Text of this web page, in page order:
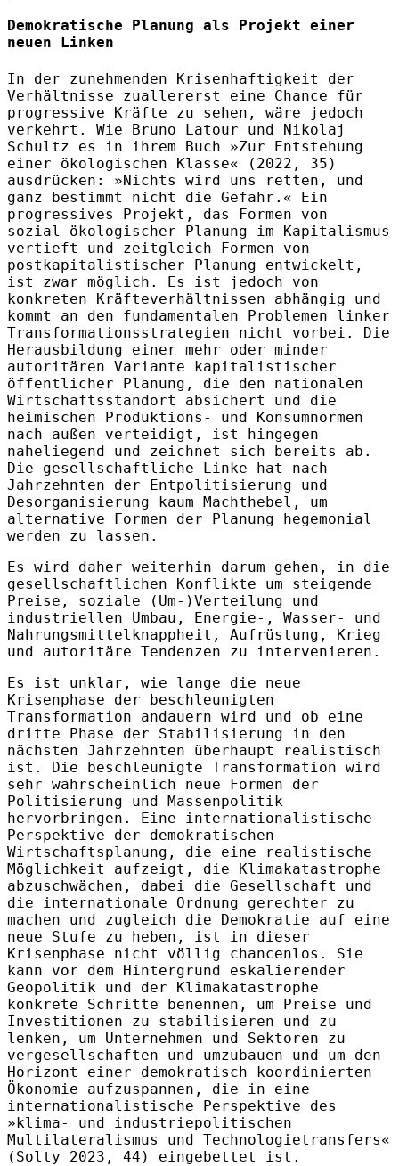
Demokratische Planung als Projekt einer
neuen Linken
In der zunehmenden Krisenhaftigkeit der
Verhältnisse zuallererst eine Chance für
progressive Kräfte zu sehen, wäre jedoch
verkehrt. Wie Bruno Latour und Nikolaj
Schultz es in ihrem Buch »Zur Entstehung
einer ökologischen Klasse« (2022, 35)
ausdrücken: »Nichts wird uns retten, und
ganz bestimmt nicht die Gefahr.« Ein
progressives Projekt, das Formen von
sozial-ökologischer Planung im Kapitalismus
vertieft und zeitgleich Formen von
postkapitalistischer Planung entwickelt,
ist zwar möglich. Es ist jedoch von
konkreten Kräfteverhältnissen abhängig und
kommt an den fundamentalen Problemen linker
Transformationsstrategien nicht vorbei. Die
Herausbildung einer mehr oder minder
autoritären Variante kapitalistischer
öffentlicher Planung, die den nationalen
Wirtschaftsstandort absichert und die
heimischen Produktions- und Konsumnormen
nach außen verteidigt, ist hingegen
naheliegend und zeichnet sich bereits ab.
Die gesellschaftliche Linke hat nach
Jahrzehnten der Entpolitisierung und
Desorganisierung kaum Machthebel, um
alternative Formen der Planung hegemonial
werden zu lassen.
Es wird daher weiterhin darum gehen, in die
gesellschaftlichen Konflikte um steigende
Preise, soziale (Um-)Verteilung und
industri­ellen Umbau, Energie-, Wasser- und
Nahrungsmittelknappheit, Aufrüstung, Krieg
und autoritäre Tendenzen zu intervenieren.
Es ist unklar, wie lange die neue
Krisenphase der beschleunigten
Transformation andauern wird und ob eine
dritte Phase der Stabilisierung in den
nächsten Jahrzehnten überhaupt realistisch
ist. Die beschleunigte Transformation wird
sehr wahrscheinlich neue Formen der
Politisierung und Massenpolitik
hervorbringen. Eine internationalistische
Perspektive der demokratischen
Wirtschaftsplanung, die eine realistische
Möglichkeit aufzeigt, die Klimakatastrophe
abzuschwächen, dabei die Gesellschaft und
die internationale Ordnung gerechter zu
machen und zugleich die Demokratie auf eine
neue Stufe zu heben, ist in dieser
Krisenphase nicht völlig chancenlos. Sie
kann vor dem Hintergrund eskalierender
Geopolitik und der Klimakatastrophe
konkrete Schritte benennen, um Preise und
Investitionen zu stabilisieren und zu
lenken, um Unternehmen und Sektoren zu
vergesellschaften und umzubauen und um den
Horizont einer demokratisch koordinierten
Ökonomie aufzuspannen, die in eine
internationalistische Perspektive des
»klima- und industriepolitischen
Multilateralismus und Technologietransfers«
(Solty 2023, 44) eingebettet ist.